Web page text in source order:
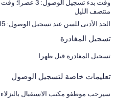
وقت بدء تسجيل
منتصف الليل
الحد الأدنى للسن عند تسجيل الوصول: 15
تسجيل المغادرة
تسجيل المغادرة قبل ظهرا
تعليمات خاصة لتسجيل الوصول
سيرحب موظفو مكتب الاستقبال بالنزلاء